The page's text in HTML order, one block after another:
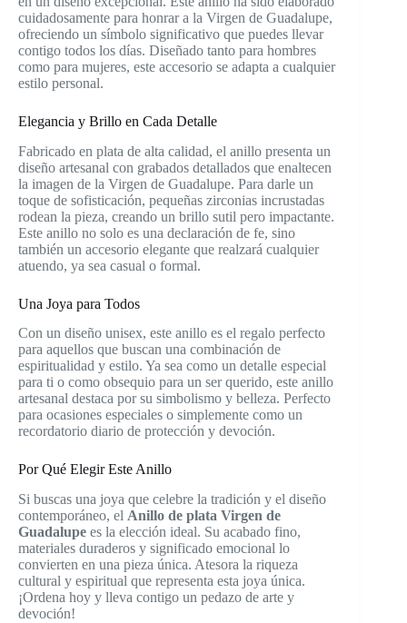
cuidadosamente para honrar a la Virgen de Guadalupe,
ofreciendo un símbolo significativo que puedes llevar
contigo todos los días. Diseñado tanto para hombres
como para mujeres, este accesorio se adapta a cualquier
estilo personal.
Elegancia y Brillo en Cada Detalle
Fabricado en plata de alta calidad, el anillo presenta un
diseño artesanal con grabados detallados que enaltecen
la imagen de la Virgen de Guadalupe. Para darle un
toque de sofisticación, pequeñas zirconias incrustadas
rodean la pieza, creando un brillo sutil pero impactante.
Este anillo no solo es una declaración de fe, sino
también un accesorio elegante que realzará cualquier
atuendo, ya sea casual o formal.
Una Joya para Todos
Con un diseño unisex, este anillo es el regalo perfecto
para aquellos que buscan una combinación de
espiritualidad y estilo. Ya sea como un detalle especial
para ti o como obsequio para un ser querido, este anillo
artesanal destaca por su simbolismo y belleza. Perfecto
para ocasiones especiales o simplemente como un
recordatorio diario de protección y devoción.
Por Qué Elegir Este Anillo
Si buscas una joya que celebre la tradición y el diseño
contemporáneo, el Anillo de plata Virgen de
Guadalupe es la elección ideal. Su acabado fino,
materiales duraderos y significado emocional lo
convierten en una pieza única. Atesora la riqueza
cultural y espiritual que representa esta joya única.
¡Ordena hoy y lleva contigo un pedazo de arte y
devoción!